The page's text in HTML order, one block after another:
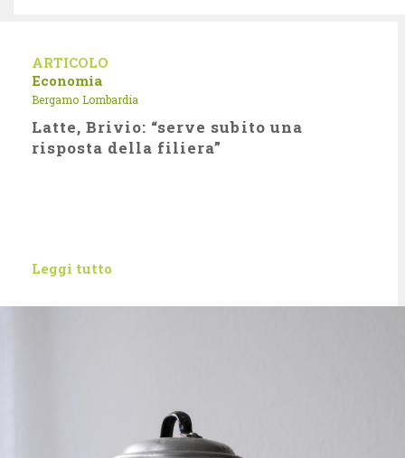
ARTICOLO
Economia
Bergamo Lombardia
Latte, Brivio: “serve subito una
risposta della filiera”
Leggi tutto